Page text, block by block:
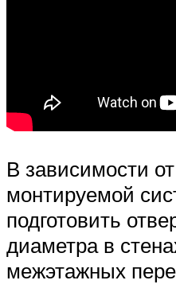
В зависимости
монтируемой
подготовить
диаметра в
межэтажных